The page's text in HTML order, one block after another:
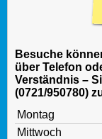
Besuche
über Telefon
Verständnis –
(0721/950780)
Montag
Mittwoch